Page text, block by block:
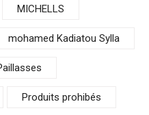
MICHELLS
mohamed Kadiatou Sylla
Produits prohibés